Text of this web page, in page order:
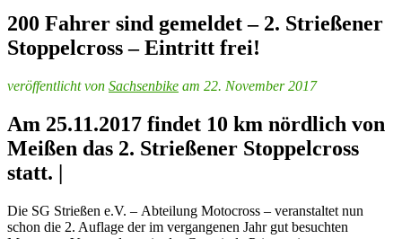
200 Fahrer sind gemeldet – 2. Strießener
Stoppelcross – Eintritt frei!
veröffentlicht von Sachsenbike am 22. November 2017
Am 25.11.2017 findet 10 km nördlich von
Meißen das 2. Strießener Stoppelcross
statt. |
Die SG Strießen e.V. – Abteilung Motocross – veranstaltet nun
schon die 2. Auflage der im vergangenen Jahr gut besuchten